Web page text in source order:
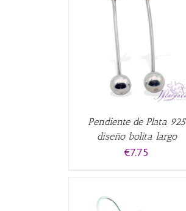
Pendiente de Plata 925
diseño bolita largo
€7.75